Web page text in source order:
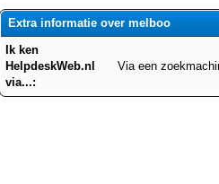
Extra informatie over melboo
Ik ken
HelpdeskWeb.nl
via...:
Via een